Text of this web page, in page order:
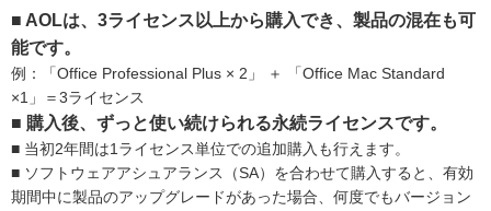
■ AOLは、3ライセンス以上から購入でき、製品の混在も可
能です。
例：「Office Professional Plus × 2」 ＋ 「Office Mac Standard
×1」＝3ライセンス
■ 購入後、ずっと使い続けられる永続ライセンスです。
■ 当初2年間は1ライセンス単位での追加購入も行えます。
■ ソフトウェアアシュアランス（SA）を合わせて購入すると、有効
期間中に製品のアップグレードがあった場合、何度でもバージョン